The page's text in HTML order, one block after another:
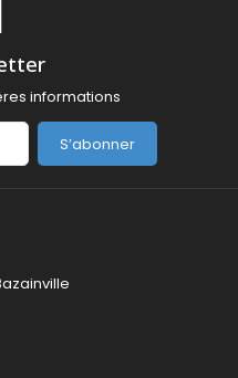
informations
S’abonner